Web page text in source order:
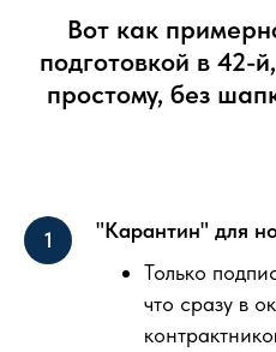
Вот как
подготовкой в 42-
простому, без
"Карантин" для
Только
что сразу в